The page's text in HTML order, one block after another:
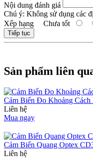
Nội dung đánh giá
Chú ý: Không sử dụng các
Xếp hạng Chưa tốt
Tiếp tục
Sản phẩm liên
Cảm Biến Đo Khoảng
Liên hệ
Mua ngay
Cảm Biến Quang Optex
Liên hệ